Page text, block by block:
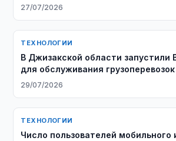
27/07/2026
ТЕХНОЛОГИИ
В Джизакской области запустили
для обслуживания
29/07/2026
ТЕХНОЛОГИИ
Число пользователей мобильного